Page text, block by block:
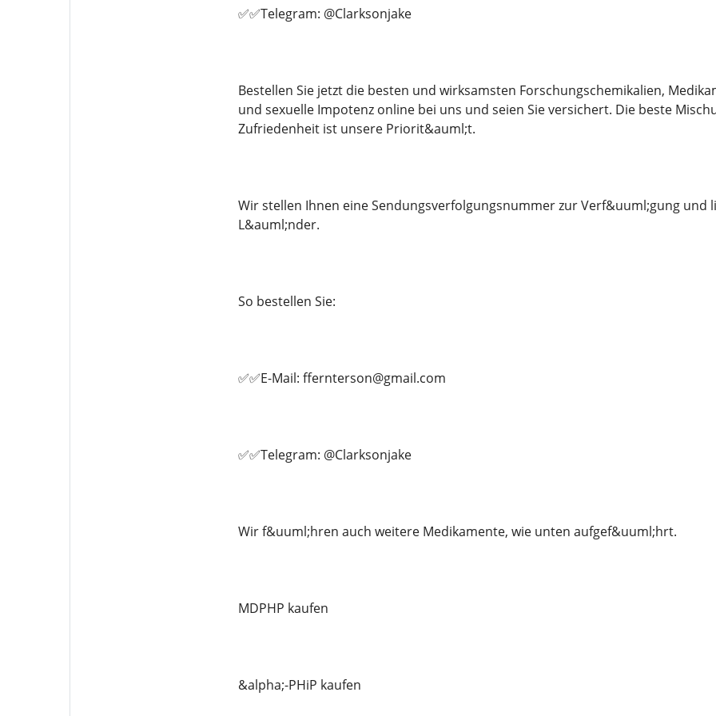
✅✅Telegram: @Clarksonjake
Bestellen Sie jetzt die besten und wirksamsten Forschungschemikalien,
und sexuelle Impotenz online bei uns und seien Sie versichert. Die beste
Zufriedenheit ist unsere Priorit&auml;t.
Wir stellen Ihnen eine Sendungsverfolgungsnummer zur Verf&uuml;gung
L&auml;nder.
So bestellen Sie:
✅✅E-Mail: ffernterson@gmail.com
✅✅Telegram: @Clarksonjake
Wir f&uuml;hren auch weitere Medikamente, wie unten aufgef&uuml;hrt.
MDPHP kaufen
&alpha;-PHiP kaufen